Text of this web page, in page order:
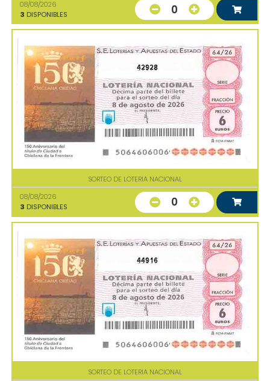
08/08/2026
3 DISPONIBLES 0
42928
SORTEO DE LOTERIA NACIONAL
08/08/2026
3 DISPONIBLES 0
44916
SORTEO DE LOTERIA NACIONAL